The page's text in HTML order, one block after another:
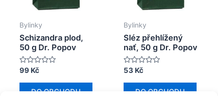
Bylinky
Schizandra plod,
50 g Dr. Popov
Hodnocení
z
5
99 Kč
DO OBCHODU
Bylinky
Sléz přehlížený
nať, 50 g Dr. Popov
Hodnocení
z
5
53 Kč
DO OBCHODU